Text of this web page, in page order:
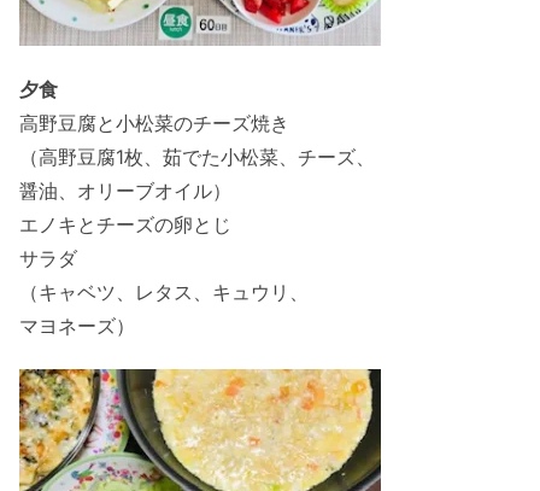
夕食
高野豆腐と小松菜のチーズ焼き
（高野豆腐1枚、茹でた小松菜、チーズ、
醤油、オリーブオイル）
エノキとチーズの卵とじ
サラダ
（キャベツ、レタス、キュウリ、
マヨネーズ）